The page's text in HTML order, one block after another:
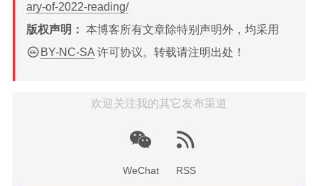
ary-of-2022-reading/
版权声明： 本博客所有文章除特别声明外，均采用
BY-NC-SA 许可协议。转载请注明出处！
欢迎关注我的其它发布渠道
WeChat RSS